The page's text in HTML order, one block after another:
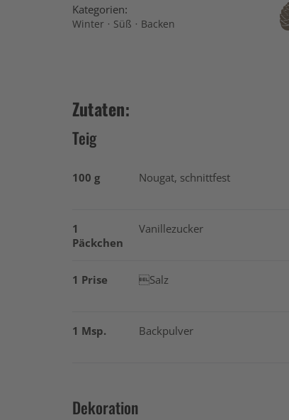
Kategorien:
Winter · Süß · Backen
Zutaten:
Teig
100 g Nougat, schnittfest
1
Päckchen
Vanillezucker
1 Prise Salz
1 Msp. Backpulver
Dekoration